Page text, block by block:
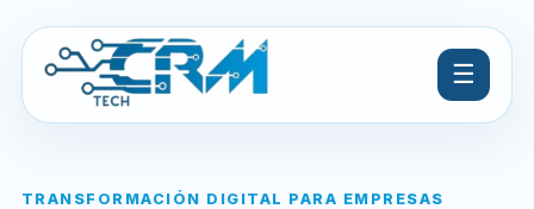
☰
TRANSFORMACIÓN DIGITAL PARA EMPRESAS